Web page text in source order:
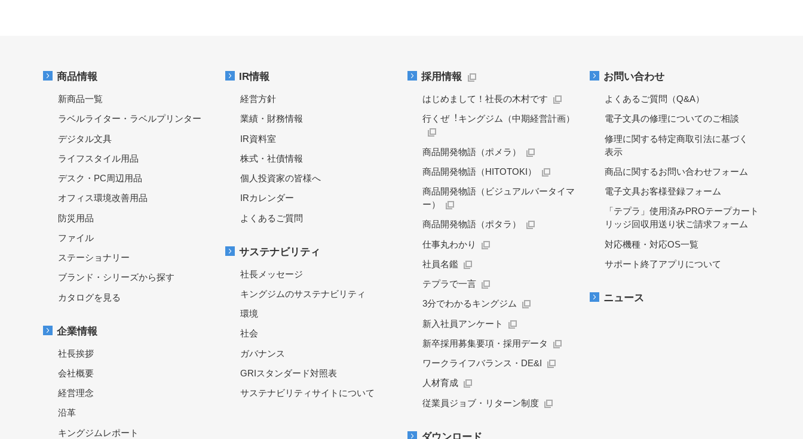
商品情報
新商品一覧
ラベルライター・ラベルプリンター
デジタル文具
ライフスタイル用品
デスク・PC周辺用品
オフィス環境改善用品
防災用品
ファイル
ステーショナリー
ブランド・シリーズから探す
カタログを見る
企業情報
社長挨拶
会社概要
経営理念
沿革
キングジムレポート
IR情報
経営方針
業績・財務情報
IR資料室
株式・社債情報
個人投資家の皆様へ
IRカレンダー
よくあるご質問
サステナビリティ
社長メッセージ
キングジムのサステナビリティ
環境
社会
ガバナンス
GRIスタンダード対照表
サステナビリティサイトについて
採用情報
はじめまして！社長の木村です
行くぜ︕キングジム（中期経営計画）
商品開発物語（ポメラ）
商品開発物語（HITOTOKI）
商品開発物語（ビジュアルバータイマ
ー）
商品開発物語（ポタラ）
仕事丸わかり
社員名鑑
テプラで一言
3分でわかるキングジム
新入社員アンケート
新卒採用募集要項・採用データ
ワークライフバランス・DE&I
人材育成
従業員ジョブ・リターン制度
ダウンロード
お問い合わせ
よくあるご質問（Q&A）
電子文具の修理についてのご相談
修理に関する特定商取引法に基づく
表示
商品に関するお問い合わせフォーム
電子文具お客様登録フォーム
「テプラ」使用済みPROテープカート
リッジ回収用送り状ご請求フォーム
対応機種・対応OS一覧
サポート終了アプリについて
ニュース